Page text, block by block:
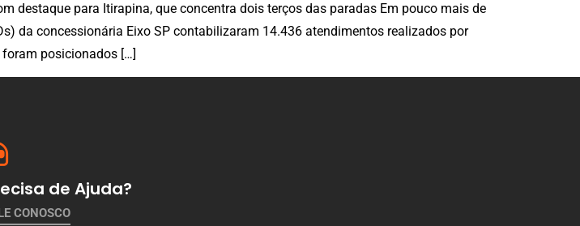
destaque para Itirapina, que concentra dois terços das paradas Em pouco mais de
da concessionária Eixo SP contabilizaram 14.436 atendimentos realizados por
posicionados […]
de Ajuda?
CONOSCO